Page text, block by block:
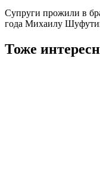
Супруги прожили в
года Михаилу
Тоже